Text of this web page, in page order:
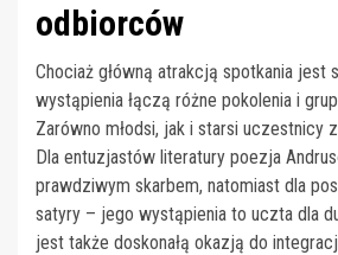
odbiorców
Chociaż główną atrakcją spotkania jest
wystąpienia łączą różne pokolenia i
Zarówno młodsi, jak i starsi uczestnicy
Dla entuzjastów literatury poezja
prawdziwym skarbem, natomiast dla
satyry – jego wystąpienia to uczta dla
jest także doskonałą okazją do